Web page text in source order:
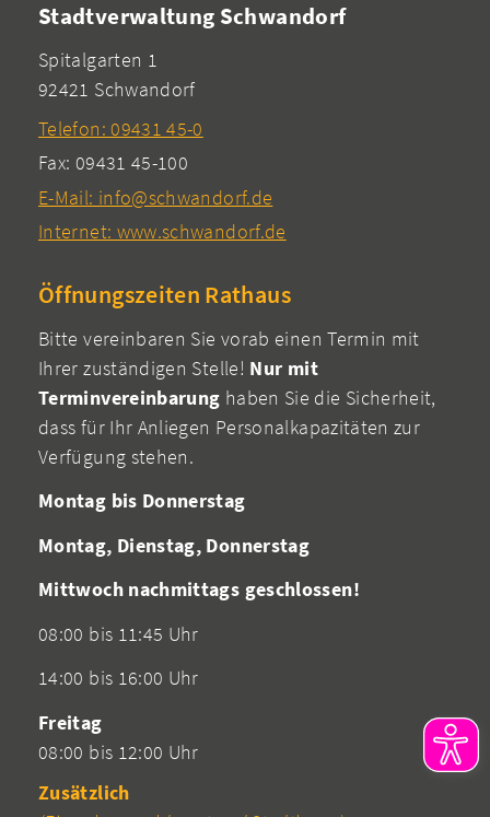
Stadtverwaltung Schwandorf
Spitalgarten 1
92421 Schwandorf
Telefon: 09431 45-0
Fax: 09431 45-100
E-Mail: info@schwandorf.de
Internet: www.schwandorf.de
Öffnungszeiten Rathaus
Bitte vereinbaren Sie vorab einen Termin mit
Ihrer zuständigen Stelle! Nur mit
Terminvereinbarung haben Sie die Sicherheit,
dass für Ihr Anliegen Personalkapazitäten zur
Verfügung stehen.
Montag bis Donnerstag
Montag, Dienstag, Donnerstag
Mittwoch nachmittags geschlossen!
08:00 bis 11:45 Uhr
14:00 bis 16:00 Uhr
Freitag
08:00 bis 12:00 Uhr
Zusätzlich